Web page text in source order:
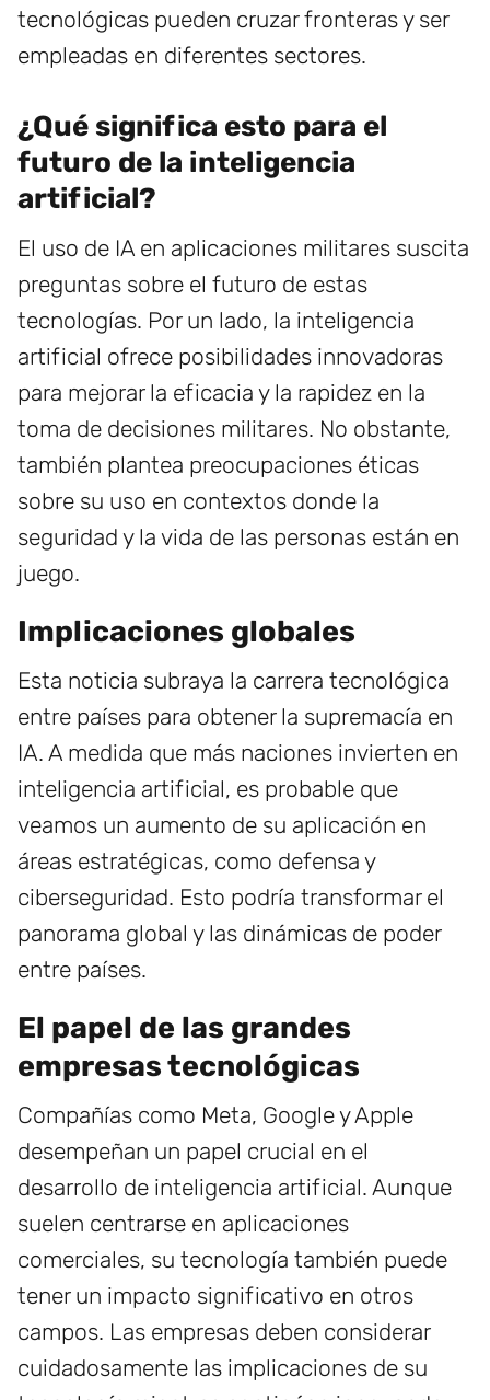
tecnológicas pueden cruzar fronteras y ser
empleadas en diferentes sectores.
¿Qué significa esto para el
futuro de la inteligencia
artificial?
El uso de IA en aplicaciones militares suscita
preguntas sobre el futuro de estas
tecnologías. Por un lado, la inteligencia
artificial ofrece posibilidades innovadoras
para mejorar la eficacia y la rapidez en la
toma de decisiones militares. No obstante,
también plantea preocupaciones éticas
sobre su uso en contextos donde la
seguridad y la vida de las personas están en
juego.
Implicaciones globales
Esta noticia subraya la carrera tecnológica
entre países para obtener la supremacía en
IA. A medida que más naciones invierten en
inteligencia artificial, es probable que
veamos un aumento de su aplicación en
áreas estratégicas, como defensa y
ciberseguridad. Esto podría transformar el
panorama global y las dinámicas de poder
entre países.
El papel de las grandes
empresas tecnológicas
Compañías como Meta, Google y Apple
desempeñan un papel crucial en el
desarrollo de inteligencia artificial. Aunque
suelen centrarse en aplicaciones
comerciales, su tecnología también puede
tener un impacto significativo en otros
campos. Las empresas deben considerar
cuidadosamente las implicaciones de su